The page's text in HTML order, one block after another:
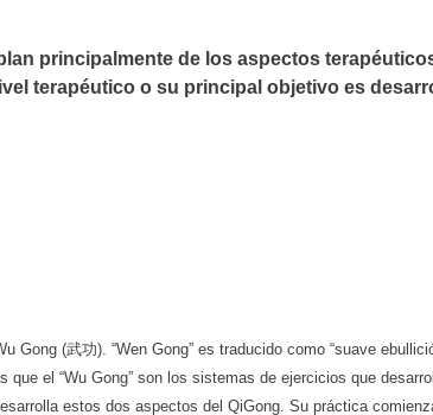
principalmente de los aspectos
terapéutico o su principal objetivo es
Gong (武功). “Wen Gong” es traducido como “suave
que el “Wu Gong” son los sistemas de ejercicios que
estos dos aspectos del QiGong. Su práctica